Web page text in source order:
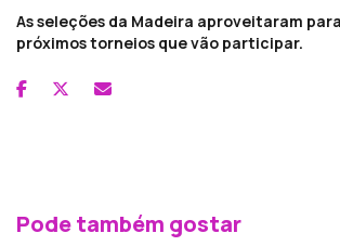
As seleções da Madeira aproveitaram
próximos torneios que vão participar.
Pode também gostar